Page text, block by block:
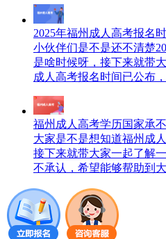
2025年福州成人高考报名
小伙伴们是不是还不清楚
是啥时候呀，接下来就带
成人高考报名时间已公布
福州成人高考学历国家承
大家是不是想知道福州成
接下来就带大家一起了解
不承认，希望能够帮助到